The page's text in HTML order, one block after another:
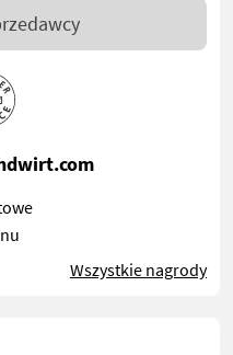
Wszystkie nagrody